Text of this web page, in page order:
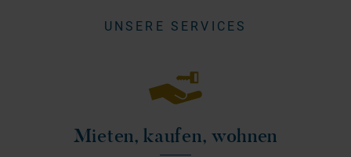
UNSERE SERVICES
Mieten, kaufen, wohnen